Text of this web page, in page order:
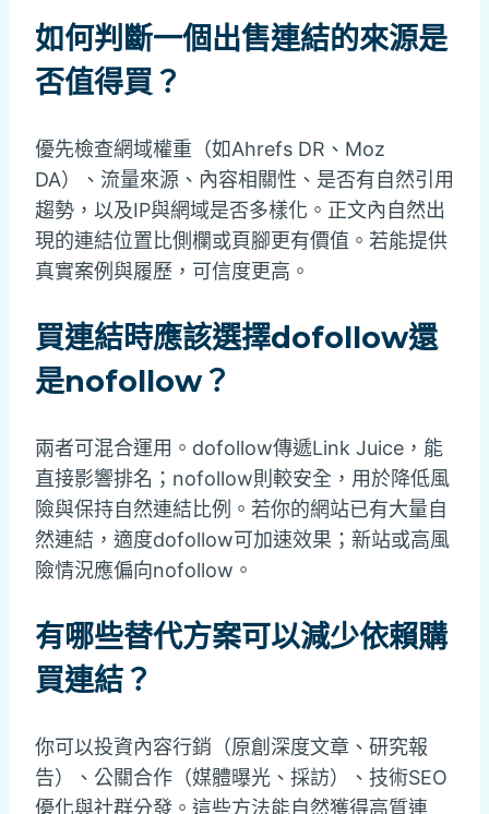
如何判斷一個出售連結的來源是
否值得買？
優先檢查網域權重（如Ahrefs DR、Moz
DA）、流量來源、內容相關性、是否有自然引用
趨勢，以及IP與網域是否多樣化。正文內自然出
現的連結位置比側欄或頁腳更有價值。若能提供
真實案例與履歷，可信度更高。
買連結時應該選擇dofollow還
是nofollow？
兩者可混合運用。dofollow傳遞Link Juice，能
直接影響排名；nofollow則較安全，用於降低風
險與保持自然連結比例。若你的網站已有大量自
然連結，適度dofollow可加速效果；新站或高風
險情況應偏向nofollow。
有哪些替代方案可以減少依賴購
買連結？
你可以投資內容行銷（原創深度文章、研究報
告）、公關合作（媒體曝光、採訪）、技術SEO
優化與社群分發。這些方法能自然獲得高質連